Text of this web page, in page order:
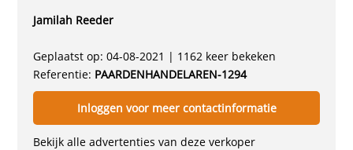
Jamilah Reeder
Geplaatst op: 04-08-2021 | 1162 keer bekeken
Referentie: PAARDENHANDELAREN-1294
Inloggen voor meer contactinformatie
Bekijk alle advertenties van deze verkoper